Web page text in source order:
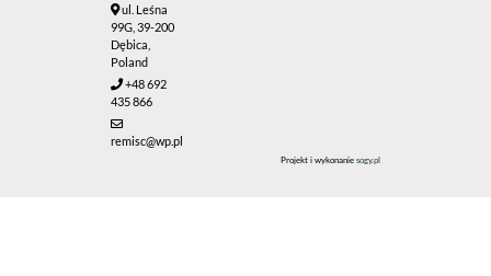
ul. Leśna
99G, 39-200
Dębica,
Poland
+48 692
435 866
remisc@wp.pl
Projekt i wykonanie sogy.pl